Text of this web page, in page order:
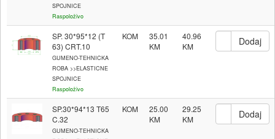
SPOJNICE
Raspoloživo
SP. 30*95*12 (T
63) CRT.10
GUMENO-TEHNICKA
ROBA >>ELASTICNE
SPOJNICE
Raspoloživo
KOM 35.01 40.96
SP.30*94*13 T65
C.32
GUMENO-TEHNICKA
KOM 25.00 29.25